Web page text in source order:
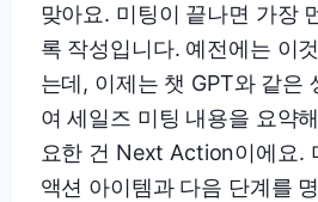
맞아요. 미팅이 끝나면 가장
록 작성입니다. 예전에는 이
는데, 이제는 챗 GPT와 같은
여 세일즈 미팅 내용을 요약
요한 건 Next Action이에요.
액션 아이템과 다음 단계를